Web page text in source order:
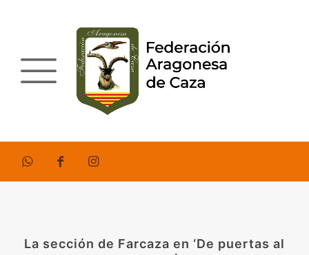
La sección de Farcaza en ‘De puertas al